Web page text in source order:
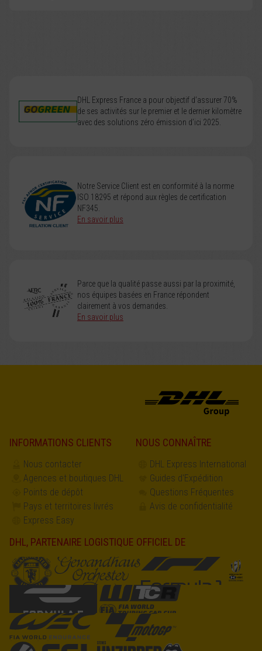
DHL Express France a pour objectif d’assurer 70%
de ses activités sur le premier et le dernier kilomètre
avec des solutions zéro émission d’ici 2025.
Notre Service Client est en conformité à la norme
ISO 18295 et répond aux règles de certification
NF345.
En savoir plus
Parce que la qualité passe aussi par la proximité,
nos équipes basées en France répondent
clairement à vos demandes.
En savoir plus
INFORMATIONS CLIENTS
Nous contacter
Agences et boutiques DHL
Points de dépôt
Pays et territoires livrés
Express Easy
NOUS CONNAÎTRE
DHL Express International
Guides d'Expédition
Questions Fréquentes
Avis de confidentialité
DHL, PARTENAIRE LOGISTIQUE OFFICIEL DE